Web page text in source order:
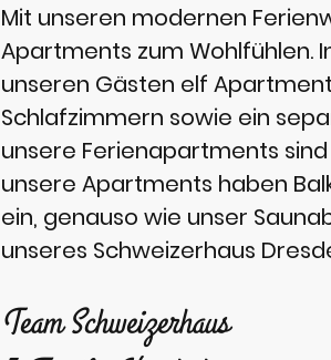
Mit unseren modernen
Apartments zum Wohlfühlen.
unseren Gästen elf
Schlafzimmern sowie ein
unsere Ferienapartments
unsere Apartments haben
ein, genauso wie unser
unseres Schweizerhaus
Team Schweizerhaus